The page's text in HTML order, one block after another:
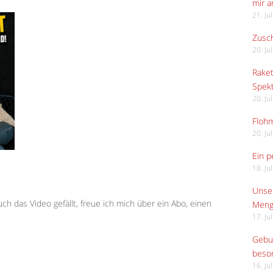
das Video gefällt, freue ich mich über ein Abo, einen
mir
21.
20.
20.
20.
Ein
18.
17.
16.